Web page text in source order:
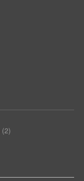
(2)